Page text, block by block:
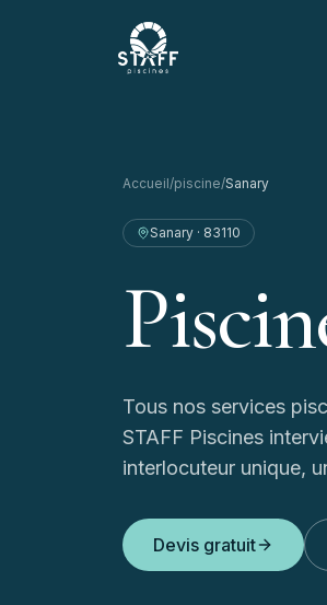
STAFF Piscines — Accueil
Accueil/piscine/Sanary
Sanary · 83110
Tous nos services
STAFF Piscines
interlocuteur unique,
Devis gratuit